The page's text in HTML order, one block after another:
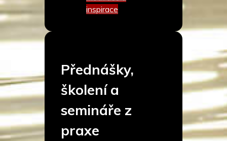
inspirace
Přednášky,
školení a
semináře z
praxe